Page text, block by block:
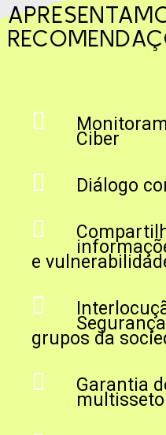
Ciber
Diálogo
e
grupos da
Garantia